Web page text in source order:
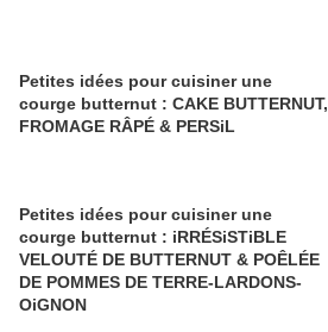
Petites idées pour cuisiner une
courge butternut : CAKE BUTTERNUT,
FROMAGE RÂPÉ & PERSiL
Petites idées pour cuisiner une
courge butternut : iRRÉSiSTiBLE
VELOUTÉ DE BUTTERNUT & POÊLÉE
DE POMMES DE TERRE-LARDONS-
OiGNON